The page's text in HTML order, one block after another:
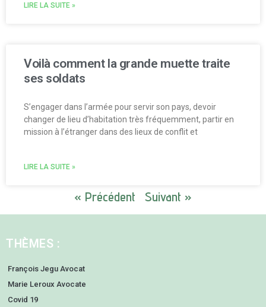
LIRE LA SUITE »
Voilà comment la grande muette traite
ses soldats
S’engager dans l’armée pour servir son pays, devoir
changer de lieu d’habitation très fréquemment, partir en
mission à l’étranger dans des lieux de conflit et
LIRE LA SUITE »
« Précédent Suivant »
THÈMES :
François Jegu Avocat
Marie Leroux Avocate
Covid 19